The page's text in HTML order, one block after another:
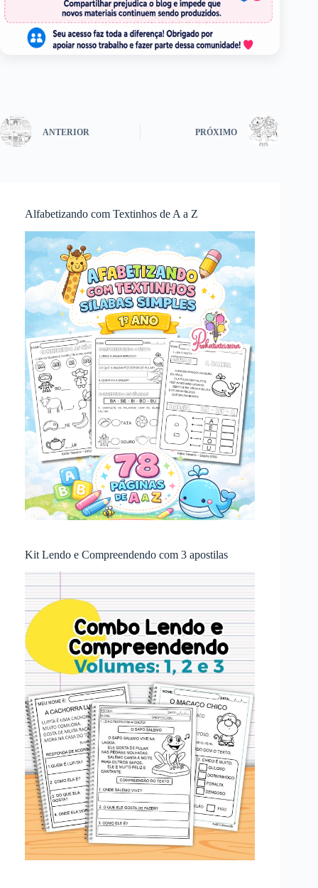
ANTERIOR PRÓXIMO
Alfabetizando com Textinhos de A a Z
Kit Lendo e Compreendendo com 3 apostilas